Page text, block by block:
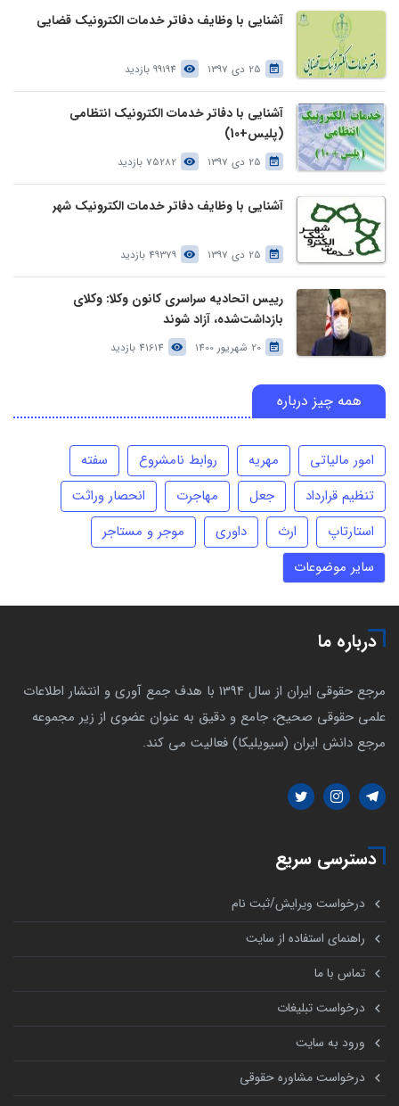
آشنایی با وظایف دفاتر خدمات الکترونیک قضایی
25 دی 1397 99194 بازدید
آشنایی با دفاتر خدمات الکترونیک انتظامی
(پلیس+10)
25 دی 1397 75282 بازدید
آشنایی با وظایف دفاتر خدمات الکترونیک شهر
25 دی 1397 49379 بازدید
رییس اتحادیه سراسری کانون وکلا: وکلای
بازداشت‌شده، آزاد شوند
20 شهریور 1400 41614 بازدید
همه چیز درباره
امور مالیاتی مهریه روابط نامشروع
سفته
تنظیم قرارداد
جعل مهاجرت
انحصار وراثت
استارتاپ
ارث داوری
موجر و مستاجر
سایر موضوعات
درباره ما
مرجع حقوقی ایران از سال 1394 با هدف جمع آوری و انتشار اطلاعات
علمی حقوقی صحیح، جامع و دقیق به عنوان عضوی از زیر مجموعه
مرجع دانش ایران (سیویلیکا) فعالیت می کند.
دسترسی سریع
درخواست ویرایش/ثبت نام
راهنمای استفاده از سایت
تماس با ما
درخواست تبلیغات
ورود به سایت
درخواست مشاوره حقوقی